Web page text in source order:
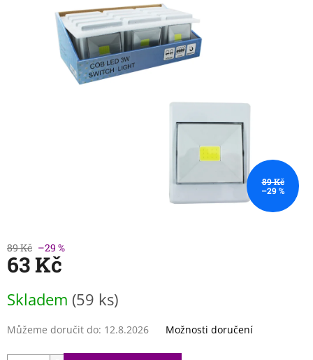
0,0
z
5
hvězdiček.
89 Kč
–29 %
89 Kč –29 %
63 Kč
cena:
Skladem (59 ks)
Můžeme doručit do: 12.8.2026 Možnosti doručení